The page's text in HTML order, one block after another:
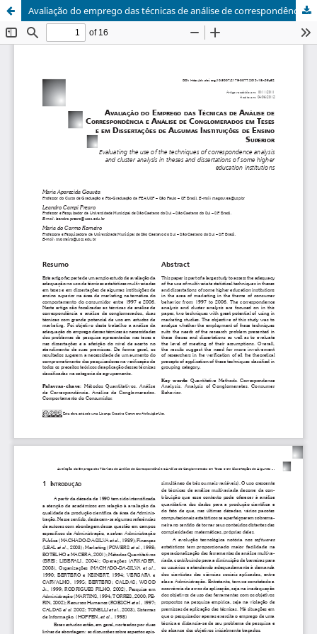
Avaliação do emprego das técnicas de análise de correspondência e análise de conglomerados em teses e dissertações de algumas instituições de ensino superior